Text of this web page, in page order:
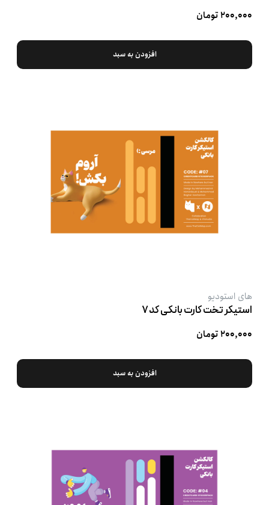
۲۰۰,۰۰۰ تومان
افزودن به سبد
های استودیو
استیکر تخت کارت بانکی کد ۷
۲۰۰,۰۰۰ تومان
افزودن به سبد